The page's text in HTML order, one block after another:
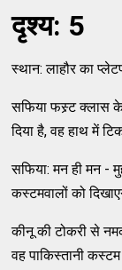
दृश्य: 5
स्थान: लाहौर का
सफिया फस्र्ट क्लास
दिया है, वह हाथ में
सफिया: मन ही मन -
कस्टमवालों को
कीनू की टोकरी से
वह पाकिस्तानी